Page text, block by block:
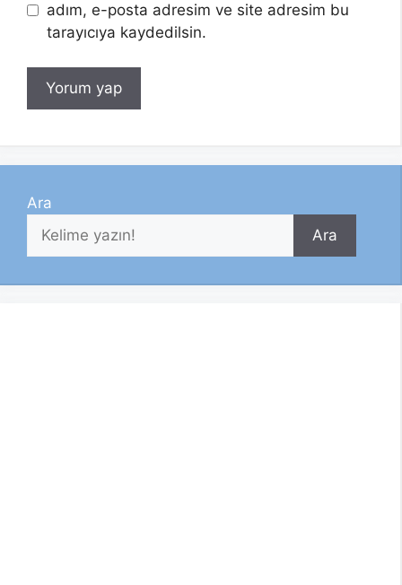
adım, e-posta adresim ve site adresim bu
tarayıcıya kaydedilsin.
Ara
Ara